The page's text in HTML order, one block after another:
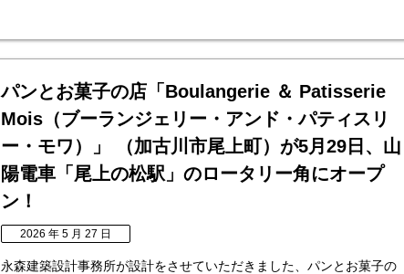
パンとお菓子の店「Boulangerie ＆ Patisserie
Mois（ブーランジェリー・アンド・パティスリ
ー・モワ）」 （加古川市尾上町）が5月29日、山
陽電車「尾上の松駅」のロータリー角にオープ
ン！
2026 年 5 月 27 日
永森建築設計事務所が設計をさせていただきました、パンとお菓子の